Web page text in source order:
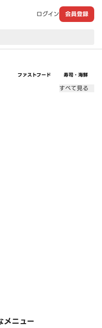
ログイン 会員登録
ファストフード 寿司・海鮮
すべて見る
メニュー